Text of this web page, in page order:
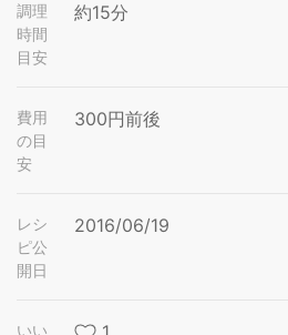
調理
時間
目安
約15分
費用
の目
安
300円前後
レシ
ピ公
開日
2016/06/19
いい